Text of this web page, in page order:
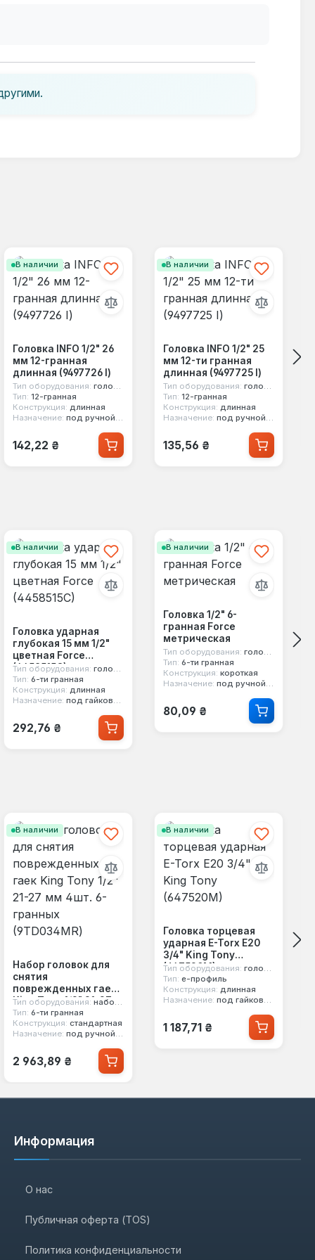
В наличии
Головка INFO 1/2" 26
мм 12-гранная
длинная (9497726 I)
Тип оборудования: головка стандартная
Тип: 12-гранная
Конструкция: длинная
Назначение: под ручной инструмент
Обычная цена:
142,22 ₴
В наличии
Головка INFO 1/2" 25
мм 12-ти гранная
длинная (9497725 I)
Тип оборудования: головка стандартная
Тип: 12-гранная
Конструкция: длинная
Назначение: под ручной инструмент
Обычная цена:
135,56 ₴
В наличии
Головка ударная
глубокая 15 мм 1/2"
цветная Force
(4458515C)
Тип оборудования: головка ударная
Тип: 6-ти гранная
Конструкция: длинная
Назначение: под гайковерт, под легкосплавные диски
Обычная цена:
292,76 ₴
В наличии
Головка 1/2" 6-
гранная Force
метрическая
Тип оборудования: головка стандартная
Тип: 6-ти гранная
Конструкция: короткая
Назначение: под ручной инструмент
Обычная цена:
80,09 ₴
В наличии
Набор головок для
снятия
поврежденных гаек
King Tony 1/2" 21-27
мм 4шт. 6-гранных
(9TD034MR)
Тип оборудования: набор головок
Тип: 6-ти гранная
Конструкция: стандартная
Назначение: под ручной инструмент
Обычная цена:
2 963,89 ₴
В наличии
Головка торцевая
ударная E-Torx E20
3/4" King Tony
(647520M)
Тип оборудования: головка ударная
Тип: е-профиль
Конструкция: длинная
Назначение: под гайковерт
Обычная цена:
1 187,71 ₴
Информация
О нас
Публичная оферта (TOS)
Политика конфиденциальности